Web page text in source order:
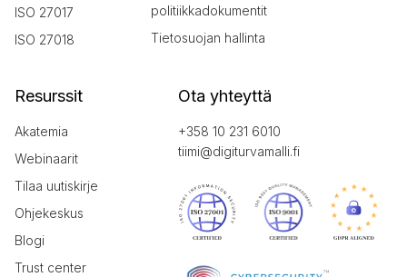
ISO 27017
ISO 27018
politiikkadokumentit
Tietosuojan hallinta
Resurssit
Akatemia
Webinaarit
Tilaa uutiskirje
Ohjekeskus
Blogi
Trust center
Ota yhteyttä
+358 10 231 6010
tiimi@digiturvamalli.fi